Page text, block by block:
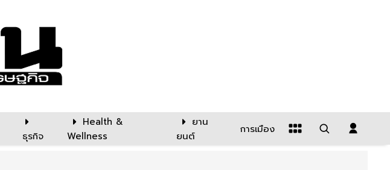
ธุรกิจ
Health &
Wellness
ยาน
ยนต์
การเมือง